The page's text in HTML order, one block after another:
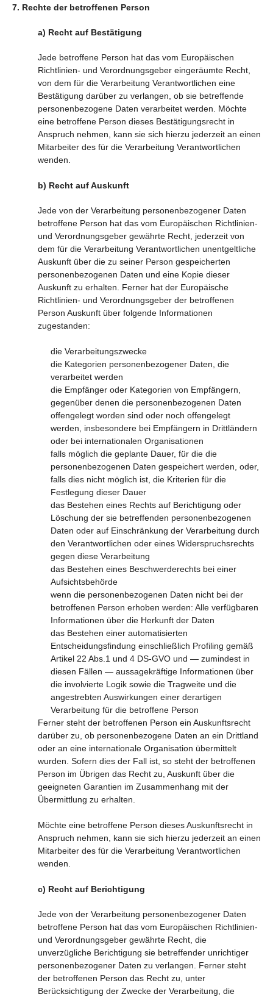
7. Rechte der betroffenen Person
a) Recht auf Bestätigung
Jede betroffene Person hat das vom Europäischen
Richtlinien- und Verordnungsgeber eingeräumte Recht,
von dem für die Verarbeitung Verantwortlichen eine
Bestätigung darüber zu verlangen, ob sie betreffende
personenbezogene Daten verarbeitet werden. Möchte
eine betroffene Person dieses Bestätigungsrecht in
Anspruch nehmen, kann sie sich hierzu jederzeit an einen
Mitarbeiter des für die Verarbeitung Verantwortlichen
wenden.
b) Recht auf Auskunft
Jede von der Verarbeitung personenbezogener Daten
betroffene Person hat das vom Europäischen Richtlinien-
und Verordnungsgeber gewährte Recht, jederzeit von
dem für die Verarbeitung Verantwortlichen unentgeltliche
Auskunft über die zu seiner Person gespeicherten
personenbezogenen Daten und eine Kopie dieser
Auskunft zu erhalten. Ferner hat der Europäische
Richtlinien- und Verordnungsgeber der betroffenen
Person Auskunft über folgende Informationen
zugestanden:
die Verarbeitungszwecke
die Kategorien personenbezogener Daten, die
verarbeitet werden
die Empfänger oder Kategorien von Empfängern,
gegenüber denen die personenbezogenen Daten
offengelegt worden sind oder noch offengelegt
werden, insbesondere bei Empfängern in Drittländern
oder bei internationalen Organisationen
falls möglich die geplante Dauer, für die die
personenbezogenen Daten gespeichert werden, oder,
falls dies nicht möglich ist, die Kriterien für die
Festlegung dieser Dauer
das Bestehen eines Rechts auf Berichtigung oder
Löschung der sie betreffenden personenbezogenen
Daten oder auf Einschränkung der Verarbeitung durch
den Verantwortlichen oder eines Widerspruchsrechts
gegen diese Verarbeitung
das Bestehen eines Beschwerderechts bei einer
Aufsichtsbehörde
wenn die personenbezogenen Daten nicht bei der
betroffenen Person erhoben werden: Alle verfügbaren
Informationen über die Herkunft der Daten
das Bestehen einer automatisierten
Entscheidungsfindung einschließlich Profiling gemäß
Artikel 22 Abs.1 und 4 DS-GVO und — zumindest in
diesen Fällen — aussagekräftige Informationen über
die involvierte Logik sowie die Tragweite und die
angestrebten Auswirkungen einer derartigen
Verarbeitung für die betroffene Person
Ferner steht der betroffenen Person ein Auskunftsrecht
darüber zu, ob personenbezogene Daten an ein Drittland
oder an eine internationale Organisation übermittelt
wurden. Sofern dies der Fall ist, so steht der betroffenen
Person im Übrigen das Recht zu, Auskunft über die
geeigneten Garantien im Zusammenhang mit der
Übermittlung zu erhalten.
Möchte eine betroffene Person dieses Auskunftsrecht in
Anspruch nehmen, kann sie sich hierzu jederzeit an einen
Mitarbeiter des für die Verarbeitung Verantwortlichen
wenden.
c) Recht auf Berichtigung
Jede von der Verarbeitung personenbezogener Daten
betroffene Person hat das vom Europäischen Richtlinien-
und Verordnungsgeber gewährte Recht, die
unverzügliche Berichtigung sie betreffender unrichtiger
personenbezogener Daten zu verlangen. Ferner steht
der betroffenen Person das Recht zu, unter
Berücksichtigung der Zwecke der Verarbeitung, die